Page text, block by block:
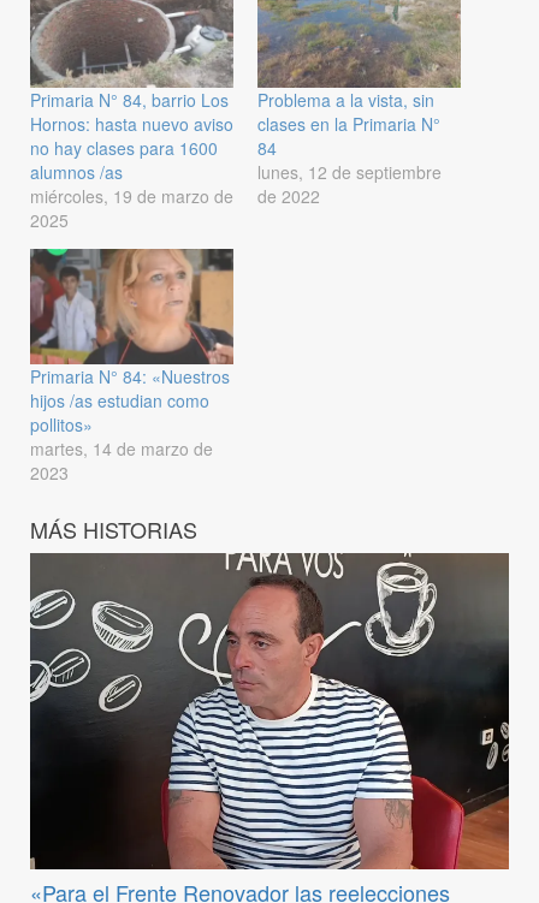
Primaria N° 84, barrio Los
Hornos: hasta nuevo aviso
no hay clases para 1600
alumnos /as
miércoles, 19 de marzo de
2025
Problema a la vista, sin
clases en la Primaria N°
84
lunes, 12 de septiembre
de 2022
Primaria N° 84: «Nuestros
hijos /as estudian como
pollitos»
martes, 14 de marzo de
2023
MÁS HISTORIAS
«Para el Frente Renovador las reelecciones